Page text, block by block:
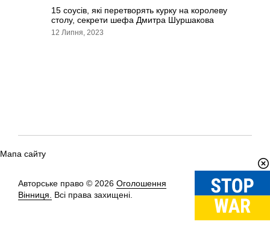
15 соусів, які перетворять курку на королеву
столу, секрети шефа Дмитра Шуршакова
12 Липня, 2023
Мапа сайту
Авторське право © 2026 Оголошення
Вінниця.
Всі права захищені.
Вгору↑